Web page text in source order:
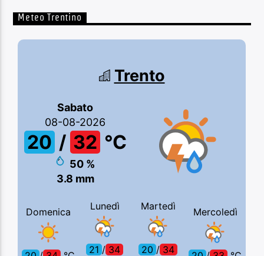
Meteo Trentino